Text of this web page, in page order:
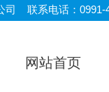
司 联系电话：0991-
网站首页